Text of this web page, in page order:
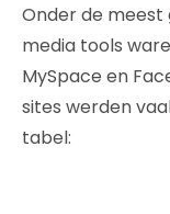
Onder de
media tools
MySpace en
sites werden
tabel: